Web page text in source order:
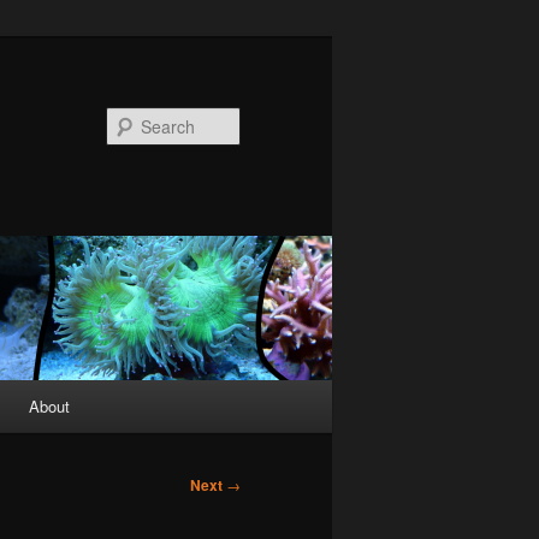
About
Next →